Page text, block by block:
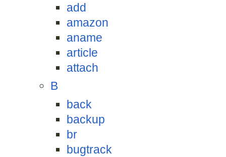
add
amazon
aname
article
attach
B
back
backup
br
bugtrack